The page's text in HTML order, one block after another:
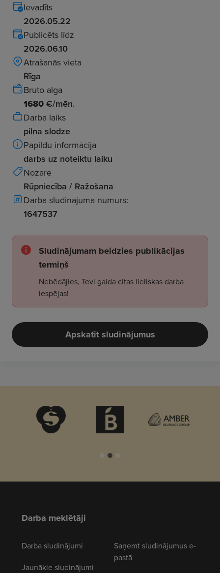
Ievadīts
2026.05.22
Publicēts līdz
2026.06.10
Atrašanās vieta
Rīga
Bruto alga
1680 €/mēn.
Darba laiks
pilna slodze
Papildu informācija
darbs uz noteiktu laiku
Nozare
Rūpniecība / Ražošana
Darba sludinājuma numurs:
1647537
Sludinājumam beidzies publikācijas
termiņš
Nebēdājies, Tevi gaida citas lieliskas darba
iespējas!
Apskatīt sludinājumus
Darba meklētāji
Darba sludinājumi
Jaunākie sludinājumi
Saņemt sludinājumus e-
pastā